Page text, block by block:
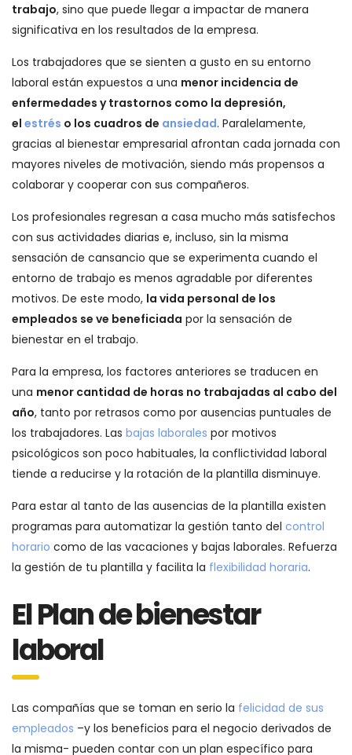
trabajo, sino que puede llegar a impactar de manera
significativa en los resultados de la empresa.
Los trabajadores que se sienten a gusto en su entorno
laboral están expuestos a una menor incidencia de
enfermedades y trastornos como la depresión,
el estrés o los cuadros de ansiedad. Paralelamente,
gracias al bienestar empresarial afrontan cada jornada con
mayores niveles de motivación, siendo más propensos a
colaborar y cooperar con sus compañeros.
Los profesionales regresan a casa mucho más satisfechos
con sus actividades diarias e, incluso, sin la misma
sensación de cansancio que se experimenta cuando el
entorno de trabajo es menos agradable por diferentes
motivos. De este modo, la vida personal de los
empleados se ve beneficiada por la sensación de
bienestar en el trabajo.
Para la empresa, los factores anteriores se traducen en
una menor cantidad de horas no trabajadas al cabo del
año, tanto por retrasos como por ausencias puntuales de
los trabajadores. Las bajas laborales por motivos
psicológicos son poco habituales, la conflictividad laboral
tiende a reducirse y la rotación de la plantilla disminuye.
Para estar al tanto de las ausencias de la plantilla existen
programas para automatizar la gestión tanto del control
horario como de las vacaciones y bajas laborales. Refuerza
la gestión de tu plantilla y facilita la flexibilidad horaria.
El Plan de bienestar
laboral
Las compañías que se toman en serio la felicidad de sus
empleados –y los beneficios para el negocio derivados de
la misma- pueden contar con un plan específico para